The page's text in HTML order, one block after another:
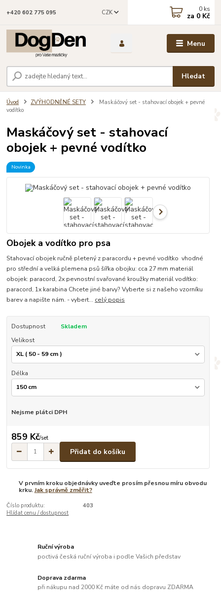
Menu
CZK
Hledat
+420 602 775 095 0 ks
za 0 Kč
Úvod ZVÝHODNĚNÉ SETY
Maskáčový set - stahovací obojek + pevné
vodítko
Maskáčový set - stahovací
obojek + pevné vodítko
Novinka
Obojek a vodítko pro psa
Stahovací obojek ručně pletený z paracordu + pevné vodítko vhodné
pro střední a velká plemena psů šířka obojku: cca 27 mm materiál
obojek: paracord, 2x pevnostní svařované kroužky materiál vodítko:
paracord, 1x karabina Chcete jiné barvy? Vyberte si z našeho vzorníku
barev a napište nám. - vybert... celý popis
Dostupnost
Skladem
Velikost
Délka
Nejsme plátci DPH
859 Kč/set
Přidat do košíku
V prvním kroku objednávky uveďte prosím přesnou míru obvodu
krku.Jak správně změřit?
Číslo produktu:
403
Hlídat cenu / dostupnost
Ruční výroba
poctivá česká ruční výroba i podle Vašich představ
Doprava zdarma
při nákupu nad 2000 Kč máte od nás dopravu ZDARMA